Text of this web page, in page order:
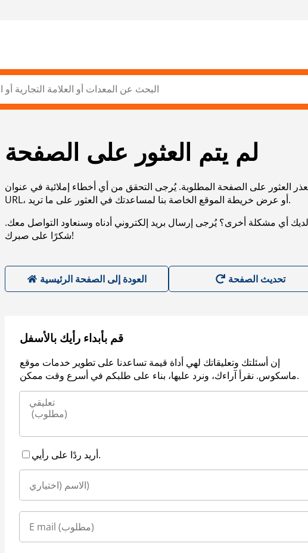
لم يتم العثور على الصفحة
العثور على الصفحة المطلوبة. يُرجى التحقق من أي أخطاء إملائية في عنوان
URL، أو عرض خريطة الموقع الخاصة بنا لمساعدتك في العثور على ما تريد.
أي مشكلة أخرى؟ يُرجى إرسال بريد إلكتروني أدناه وسنعاود التواصل معك.
شكرًا على صبرك!
العودة إلى الصفحة الرئيسية
قم بأبداء رأيك بالأسفل
إن أسئلتك وتعليقاتك لهي أداة قيمة تساعدنا على تطوير خدمات موقع
ماسكوس. نقرأ آراءك، ونرد عليها، بناء على طلبكم في أسرع وقت ممكن.
أريد ردًا على رأيي.